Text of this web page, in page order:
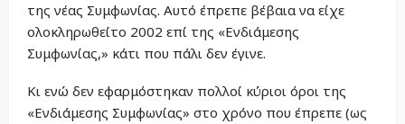
της νέας Συμφωνίας. Αυτό έπρεπε βέβαια να είχε
ολοκληρωθείτο 2002 επί της «Ενδιάμεσης
Συμφωνίας,» κάτι που πάλι δεν έγινε.
Κι ενώ δεν εφαρμόστηκαν πολλοί κύριοι όροι της
«Ενδιάμεσης Συμφωνίας» στο χρόνο που έπρεπε (ως